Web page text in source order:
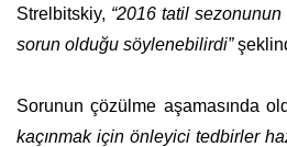
Strelbitskiy, “2016 tatil
sorun olduğu söylenebilirdi”
Sorunun çözülme aşamasında
kaçınmak için önleyici tedbirler